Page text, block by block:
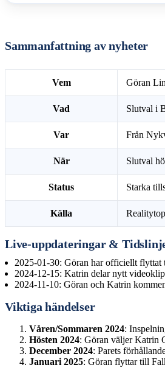
Sammanfattning av nyheter
Vem
Göran
Vad Slutval i
Var Från
När Slutval
Status Starka
Källa
Live-uppdateringar &
2025-01-30: Göran har officiellt flyttat
2024-12-15: Katrin delar nytt
2024-11-10: Göran och Katrin
Viktiga händelser
Våren/Sommaren 2024:
Hösten 2024: Göran väljer Katrin
December 2024: Parets
Januari 2025: Göran flyttar till